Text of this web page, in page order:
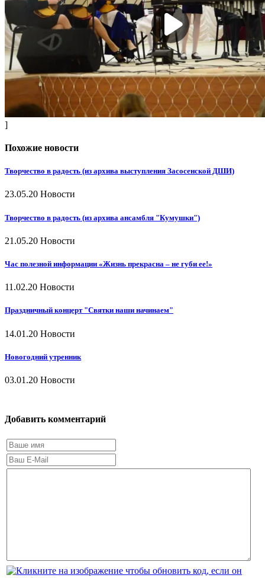
]
Похожие новости
Творчество в радость (из архива выступления Засосенской ДШИ)
23.05.20 Новости
Творчество в радость (из архива ансамбля "Кумушки")
21.05.20 Новости
Час полезной информации «Жизнь прекрасна – не губи ее!»
11.02.20 Новости
Праздничный концерт "Святки наши начинаем"
14.01.20 Новости
Новогодний утренник
03.01.20 Новости
Добавить комментарий